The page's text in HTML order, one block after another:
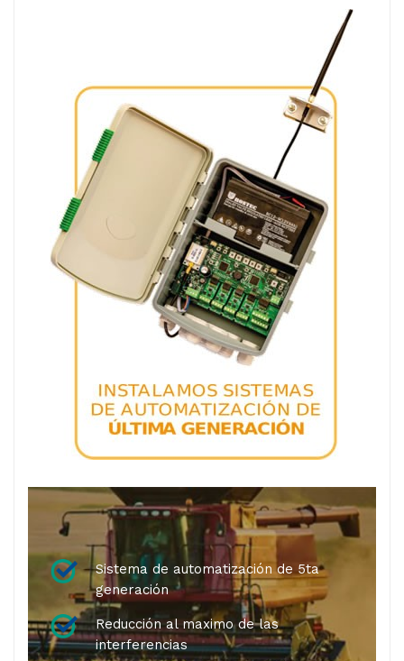
Sistema de automatización de 5ta
generación
Reducción al maximo de las
interferencias